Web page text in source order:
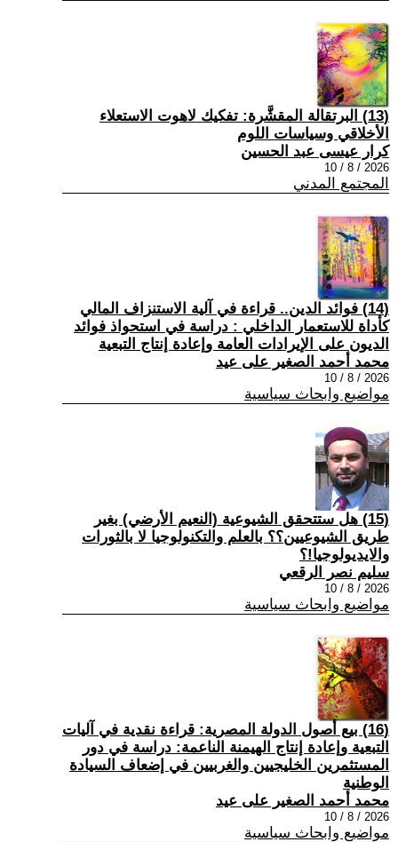
(13) البرتقالة المقشَّرة: تفكيك لاهوت الاستعلاء
الأخلاقي وسياسات اللوم
كرار عيسى عبد الحسين
2026 / 8 / 10
المجتمع المدني
(14) فوائد الدين.. قراءة في آلية الاستنزاف المالي
كأداة للاستعمار الداخلي : دراسة في استحواذ فوائد
الديون على الإيرادات العامة وإعادة إنتاج التبعية
محمد أحمد الصغير على عيد
2026 / 8 / 10
مواضيع وابحاث سياسية
(15) هل ستتحقق الشيوعية (النعيم الأرضي) بغير
طريق الشيوعيين؟؟ بالعلم والتكنولوجيا لا بالثورات
والايديولوجيا!؟
سليم نصر الرقعي
2026 / 8 / 10
مواضيع وابحاث سياسية
(16) بيع أصول الدولة المصرية: قراءة نقدية في آليات
التبعية وإعادة إنتاج الهيمنة الناعمة: دراسة في دور
المستثمرين الخليجيين والغربيين في إضعاف السيادة
الوطنية
محمد أحمد الصغير على عيد
2026 / 8 / 10
مواضيع وابحاث سياسية